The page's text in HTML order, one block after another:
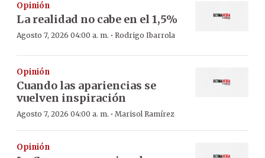
Opinión
La realidad no cabe en el 1,5%
Agosto 7, 2026 04:00 a. m. · Rodrigo Ibarrola
Opinión
Cuando las apariencias se
vuelven inspiración
Agosto 7, 2026 04:00 a. m. · Marisol Ramírez
Opinión